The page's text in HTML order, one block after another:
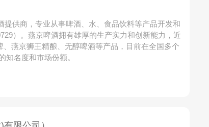
提供商，专业从事啤酒、水、食品饮料等产品开发和
）。燕京啤酒拥有雄厚的生产实力和创新能力，近
燕京狮王精酿、无醇啤酒等产品，目前在全国多个
知名度和市场份额。